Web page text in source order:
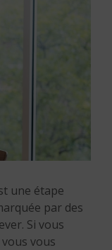
une étape
par des
Si vous
vous